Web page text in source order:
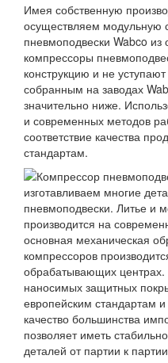
Имея собственную
осуществляем модульную
пневмоподвески Wabco из
компрессоры
конструкцию и не
собранным на заводах
значительно ниже.
и современных методов
соответствие качества
стандартам.
изготавливаем многие
пневмоподвески. Литье и
производится на
основная механическая
компрессоров
обрабатывающих центрах.
наносимых защитных
европейским стандартам
качество большинства
позволяет иметь
деталей от партии к